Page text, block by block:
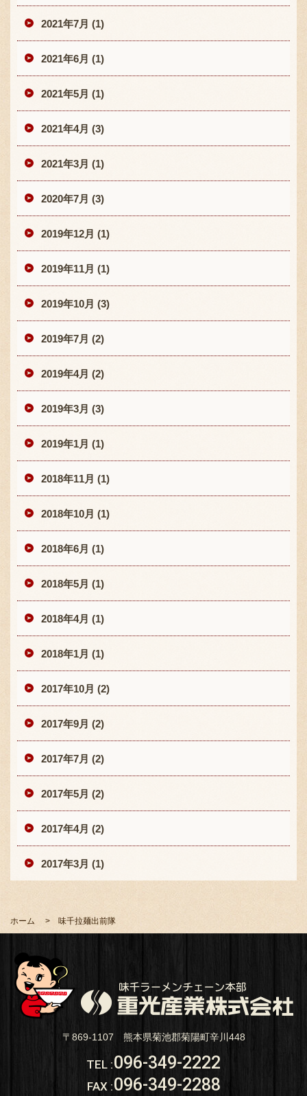
2021年7月 (1)
2021年6月 (1)
2021年5月 (1)
2021年4月 (3)
2021年3月 (1)
2020年7月 (3)
2019年12月 (1)
2019年11月 (1)
2019年10月 (3)
2019年7月 (2)
2019年4月 (2)
2019年3月 (3)
2019年1月 (1)
2018年11月 (1)
2018年10月 (1)
2018年6月 (1)
2018年5月 (1)
2018年4月 (1)
2018年1月 (1)
2017年10月 (2)
2017年9月 (2)
2017年7月 (2)
2017年5月 (2)
2017年4月 (2)
2017年3月 (1)
ホーム 味千拉麺出前隊
〒869-1107 熊本県菊池郡菊陽町辛川448
TEL :096-349-2222
FAX :096-349-2288